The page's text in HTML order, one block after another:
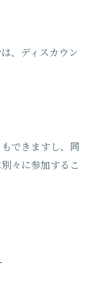
、ディスカウン
できますし、同
々に参加するこ